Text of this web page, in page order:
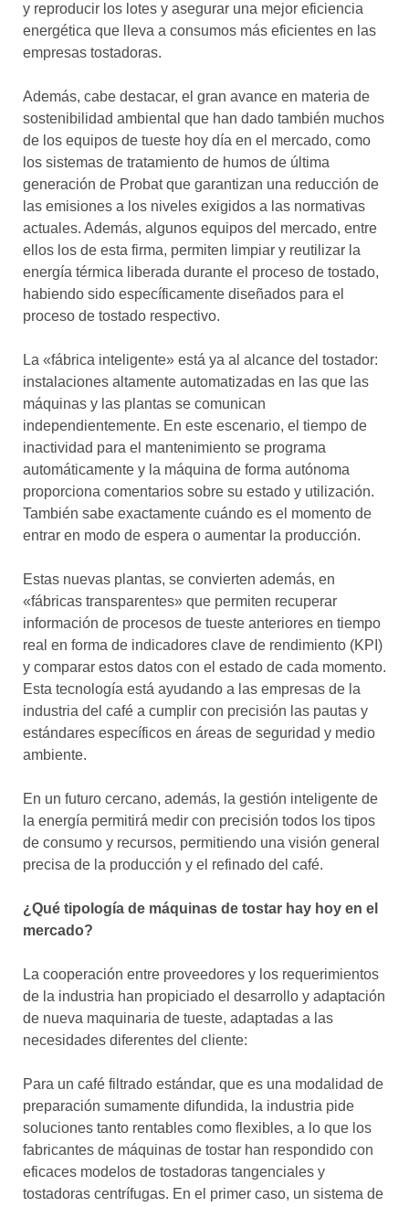
y reproducir los lotes y asegurar una mejor eficiencia
energética que lleva a consumos más eficientes en las
empresas tostadoras.
Además, cabe destacar, el gran avance en materia de
sostenibilidad ambiental que han dado también muchos
de los equipos de tueste hoy día en el mercado, como
los sistemas de tratamiento de humos de última
generación de Probat que garantizan una reducción de
las emisiones a los niveles exigidos a las normativas
actuales. Además, algunos equipos del mercado, entre
ellos los de esta firma, permiten limpiar y reutilizar la
energía térmica liberada durante el proceso de tostado,
habiendo sido específicamente diseñados para el
proceso de tostado respectivo.
La «fábrica inteligente» está ya al alcance del tostador:
instalaciones altamente automatizadas en las que las
máquinas y las plantas se comunican
independientemente. En este escenario, el tiempo de
inactividad para el mantenimiento se programa
automáticamente y la máquina de forma autónoma
proporciona comentarios sobre su estado y utilización.
También sabe exactamente cuándo es el momento de
entrar en modo de espera o aumentar la producción.
Estas nuevas plantas, se convierten además, en
«fábricas transparentes» que permiten recuperar
información de procesos de tueste anteriores en tiempo
real en forma de indicadores clave de rendimiento (KPI)
y comparar estos datos con el estado de cada momento.
Esta tecnología está ayudando a las empresas de la
industria del café a cumplir con precisión las pautas y
estándares específicos en áreas de seguridad y medio
ambiente.
En un futuro cercano, además, la gestión inteligente de
la energía permitirá medir con precisión todos los tipos
de consumo y recursos, permitiendo una visión general
precisa de la producción y el refinado del café.
¿Qué tipología de máquinas de tostar hay hoy en el
mercado?
La cooperación entre proveedores y los requerimientos
de la industria han propiciado el desarrollo y adaptación
de nueva maquinaria de tueste, adaptadas a las
necesidades diferentes del cliente:
Para un café filtrado estándar, que es una modalidad de
preparación sumamente difundida, la industria pide
soluciones tanto rentables como flexibles, a lo que los
fabricantes de máquinas de tostar han respondido con
eficaces modelos de tostadoras tangenciales y
tostadoras centrífugas. En el primer caso, un sistema de